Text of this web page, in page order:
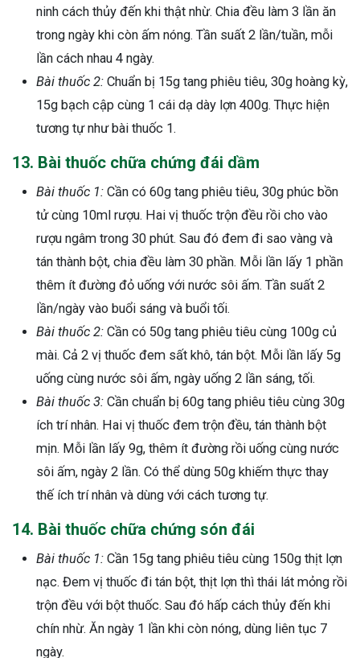
ninh cách thủy đến khi thật nhừ. Chia đều làm 3 lần ăn
trong ngày khi còn ấm nóng. Tần suất 2 lần/tuần, mỗi
lần cách nhau 4 ngày.
Bài thuốc 2: Chuẩn bị 15g tang phiêu tiêu, 30g hoàng kỳ,
15g bạch cập cùng 1 cái dạ dày lợn 400g. Thực hiện
tương tự như bài thuốc 1.
13. Bài thuốc chữa chứng đái dầm
Bài thuốc 1: Cần có 60g tang phiêu tiêu, 30g phúc bồn
tử cùng 10ml rượu. Hai vị thuốc trộn đều rồi cho vào
rượu ngâm trong 30 phút. Sau đó đem đi sao vàng và
tán thành bột, chia đều làm 30 phần. Mỗi lần lấy 1 phần
thêm ít đường đỏ uống với nước sôi ấm. Tần suất 2
lần/ngày vào buổi sáng và buổi tối.
Bài thuốc 2: Cần có 50g tang phiêu tiêu cùng 100g củ
mài. Cả 2 vị thuốc đem sất khô, tán bột. Mỗi lần lấy 5g
uống cùng nước sôi ấm, ngày uống 2 lần sáng, tối.
Bài thuốc 3: Cần chuẩn bị 60g tang phiêu tiêu cùng 30g
ích trí nhân. Hai vị thuốc đem trộn đều, tán thành bột
mịn. Mỗi lần lấy 9g, thêm ít đường rồi uống cùng nước
sôi ấm, ngày 2 lần. Có thể dùng 50g khiếm thực thay
thế ích trí nhân và dùng với cách tương tự.
14. Bài thuốc chữa chứng són đái
Bài thuốc 1: Cần 15g tang phiêu tiêu cùng 150g thịt lợn
nạc. Đem vị thuốc đi tán bột, thịt lợn thì thái lát mỏng rồi
trộn đều với bột thuốc. Sau đó hấp cách thủy đến khi
chín nhừ. Ăn ngày 1 lần khi còn nóng, dùng liên tục 7
ngày.